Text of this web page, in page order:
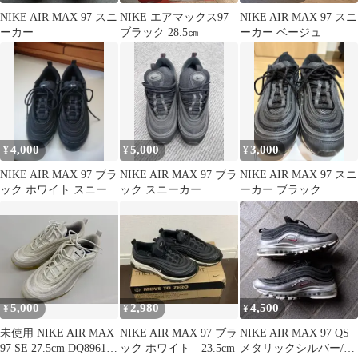
NIKE AIR MAX 97 スニ
ーカー
NIKE エアマックス97
ブラック 28.5㎝
NIKE AIR MAX 97 スニ
ーカー ベージュ
¥4,000
NIKE AIR MAX 97 ブラ
ック ホワイト スニーカ
¥5,000
NIKE AIR MAX 97 ブラ
ック スニーカー
¥3,000
NIKE AIR MAX 97 スニ
ーカー ブラック
¥5,000
未使用 NIKE AIR MAX
97 SE 27.5cm DQ8961箱
¥2,980
NIKE AIR MAX 97 ブラ
ック ホワイト 23.5cm
¥4,500
NIKE AIR MAX 97 QS
メタリックシルバー/ブ